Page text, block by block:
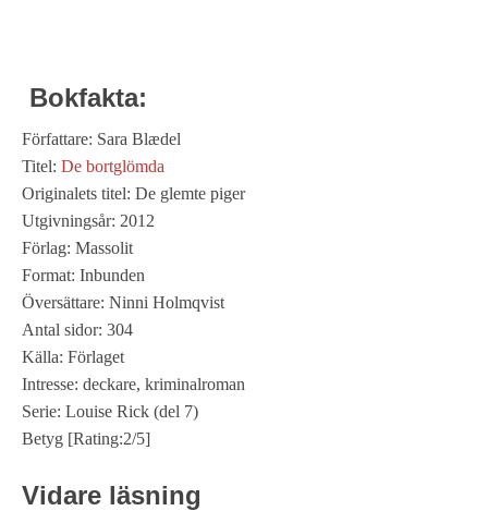
Bokfakta:
Författare: Sara Blædel
Titel: De bortglömda
Originalets titel: De glemte piger
Utgivningsår: 2012
Förlag: Massolit
Format: Inbunden
Översättare: Ninni Holmqvist
Antal sidor: 304
Källa: Förlaget
Intresse: deckare, kriminalroman
Serie: Louise Rick (del 7)
Betyg [Rating:2/5]
Vidare läsning